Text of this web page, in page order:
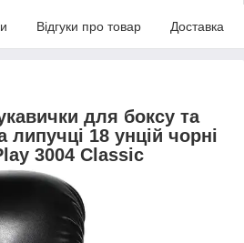
Відгуки про товар Доставка
для боксу та
липучці 18 унцій чорні
3004 Classic